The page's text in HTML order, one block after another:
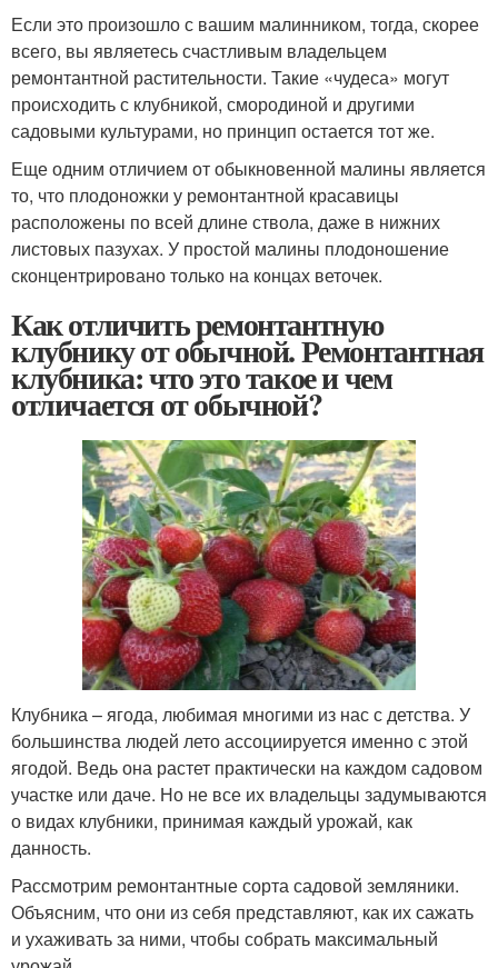
Если это произошло с вашим малинником, тогда, скорее
всего, вы являетесь счастливым владельцем
ремонтантной растительности. Такие «чудеса» могут
происходить с клубникой, смородиной и другими
садовыми культурами, но принцип остается тот же.
Еще одним отличием от обыкновенной малины является
то, что плодоножки у ремонтантной красавицы
расположены по всей длине ствола, даже в нижних
листовых пазухах. У простой малины плодоношение
сконцентрировано только на концах веточек.
Как отличить ремонтантную
клубнику от обычной. Ремонтантная
клубника: что это такое и чем
отличается от обычной?
Клубника – ягода, любимая многими из нас с детства. У
большинства людей лето ассоциируется именно с этой
ягодой. Ведь она растет практически на каждом садовом
участке или даче. Но не все их владельцы задумываются
о видах клубники, принимая каждый урожай, как
данность.
Рассмотрим ремонтантные сорта садовой земляники.
Объясним, что они из себя представляют, как их сажать
и ухаживать за ними, чтобы собрать максимальный